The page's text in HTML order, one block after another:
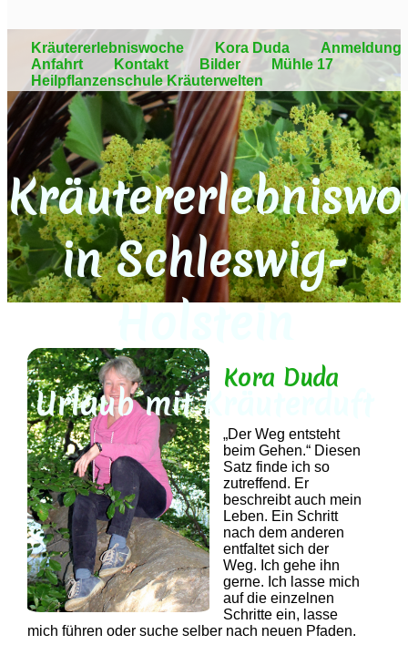
Kräutererlebniswoche Kora Duda
Anmeldung
Anfahrt
Kontakt Bilder
Mühle 17
Heilpflanzenschule Kräuterwelten
in Schleswig-
Holstein
Urlaub mit Kräuterduft
Kora Duda
„Der Weg entsteht
beim Gehen.“ Diesen
Satz finde ich so
zutreffend. Er
beschreibt auch mein
Leben. Ein Schritt
nach dem anderen
entfaltet sich der
Weg. Ich gehe ihn
gerne. Ich lasse mich
auf die einzelnen
Schritte ein, lasse
mich führen oder suche selber nach neuen Pfaden.